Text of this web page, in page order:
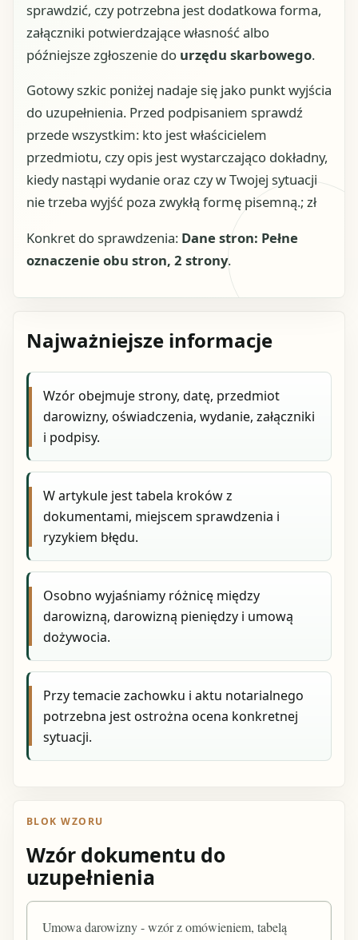
sprawdzić, czy potrzebna jest dodatkowa forma,
załączniki potwierdzające własność albo
późniejsze zgłoszenie do urzędu skarbowego.
Gotowy szkic poniżej nadaje się jako punkt wyjścia
do uzupełnienia. Przed podpisaniem sprawdź
przede wszystkim: kto jest właścicielem
przedmiotu, czy opis jest wystarczająco dokładny,
kiedy nastąpi wydanie oraz czy w Twojej sytuacji
nie trzeba wyjść poza zwykłą formę pisemną.; zł
Konkret do sprawdzenia: Dane stron: Pełne
oznaczenie obu stron, 2 strony.
Najważniejsze informacje
Wzór obejmuje strony, datę, przedmiot
darowizny, oświadczenia, wydanie, załączniki
i podpisy.
W artykule jest tabela kroków z
dokumentami, miejscem sprawdzenia i
ryzykiem błędu.
Osobno wyjaśniamy różnicę między
darowizną, darowizną pieniędzy i umową
dożywocia.
Przy temacie zachowku i aktu notarialnego
potrzebna jest ostrożna ocena konkretnej
sytuacji.
BLOK WZORU
Wzór dokumentu do
uzupełnienia
Umowa darowizny - wzór z omówieniem, tabelą